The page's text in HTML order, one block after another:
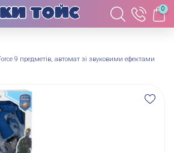
0
Force 9 предметів, автомат зі звуковими ефектами